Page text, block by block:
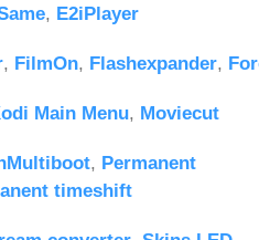
, E2iPlayer
, FilmOn, Flashexpander,
Main Menu, Moviecut
, Permanent
timeshift